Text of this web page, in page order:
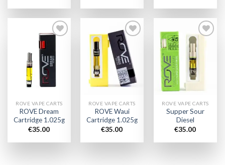
Add to
wishlist
ROVE VAPE CARTS
ROVE Dream
Cartridge 1.025g
€35.00
Add to
wishlist
ROVE VAPE CARTS
ROVE Waui
Cartridge 1.025g
€35.00
Add to
wishlist
ROVE VAPE CARTS
Supper Sour
Diesel
€35.00